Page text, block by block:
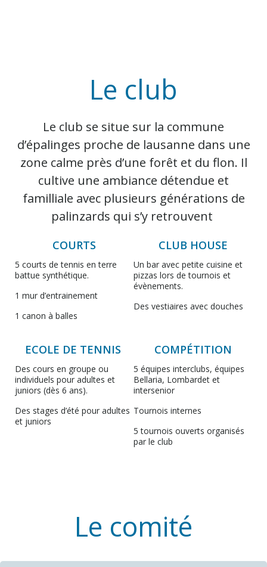
Le club
Le club se situe sur la commune
d’épalinges proche de lausanne dans une
zone calme près d’une forêt et du flon. Il
cultive une ambiance détendue et
familliale avec plusieurs générations de
palinzards qui s’y retrouvent
COURTS
5 courts de tennis en terre
battue synthétique.
1 mur d’entrainement
1 canon à balles
CLUB HOUSE
Un bar avec petite cuisine et
pizzas lors de tournois et
évènements.
Des vestiaires avec douches
ECOLE DE TENNIS
Des cours en groupe ou
individuels pour adultes et
juniors (dès 6 ans).
Des stages d’été pour adultes
et juniors
COMPÉTITION
5 équipes interclubs, équipes
Bellaria, Lombardet et
intersenior
Tournois internes
5 tournois ouverts organisés
par le club
Le comité